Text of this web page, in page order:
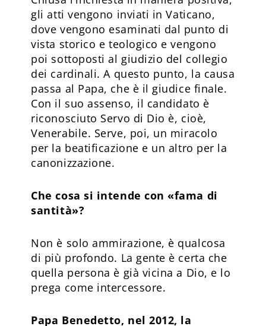
gli atti vengono inviati in Vaticano,
dove vengono esaminati dal punto di
vista storico e teologico e vengono
poi sottoposti al giudizio del collegio
dei cardinali. A questo punto, la causa
passa al Papa, che è il giudice finale.
Con il suo assenso, il candidato è
riconosciuto Servo di Dio è, cioè,
Venerabile. Serve, poi, un miracolo
per la beatificazione e un altro per la
canonizzazione.
Che cosa si intende con «fama di
santità»?
Non è solo ammirazione, è qualcosa
di più profondo. La gente è certa che
quella persona è già vicina a Dio, e lo
prega come intercessore.
Papa Benedetto, nel 2012, la